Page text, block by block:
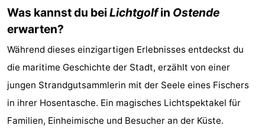
Denkmäler
-
Aussichtspunkte
Attraktionen
Was kannst du bei Lichtgolfin Ostende
erwarten?
Während dieses einzigartigen Erlebnisses entdeckst du
die maritime Geschichte der Stadt, erzählt von einer
jungen Strandgutsammlerin mit der Seele eines Fischers
in ihrer Hosentasche. Ein magisches Lichtspektakel für
Familien, Einheimische und Besucher an der Küste.